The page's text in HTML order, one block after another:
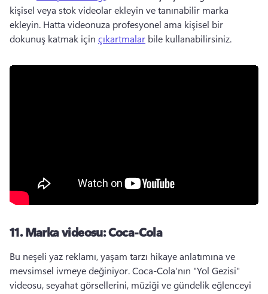
kişisel veya stok videolar ekleyin ve tanınabilir marka
ekleyin. Hatta videonuza profesyonel ama kişisel bir
dokunuş katmak için çıkartmalar bile kullanabilirsiniz.
11.Marka videosu: Coca-Cola
Bu neşeli yaz reklamı, yaşam tarzı hikaye anlatımına ve
mevsimsel ivmeye değiniyor. Coca-Cola'nın "Yol Gezisi"
videosu, seyahat görsellerini, müziği ve gündelik eğlenceyi